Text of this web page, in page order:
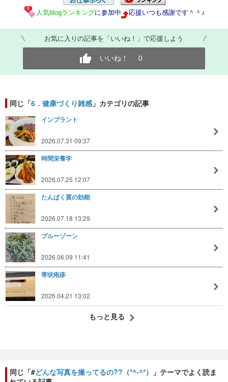
人気blogランキングに参加中 応援いつも感謝です＾＾♪
お気に入りの記事を「いいね！」で応援しよう
いいね！ 0
同じ「6．健康づくり雑感 」カテゴリの記事
インプラント
2026.07.31 09:37
時間栄養学
2026.07.25 12:07
たんぱく質の効能
2026.07.18 13:29
ブルーゾーン
2026.06.09 11:41
帯状疱疹
2026.04.21 13:02
もっと見る
同じ「#どんな写真を撮ってるの??（*^-^*）
」テーマでよく読ま